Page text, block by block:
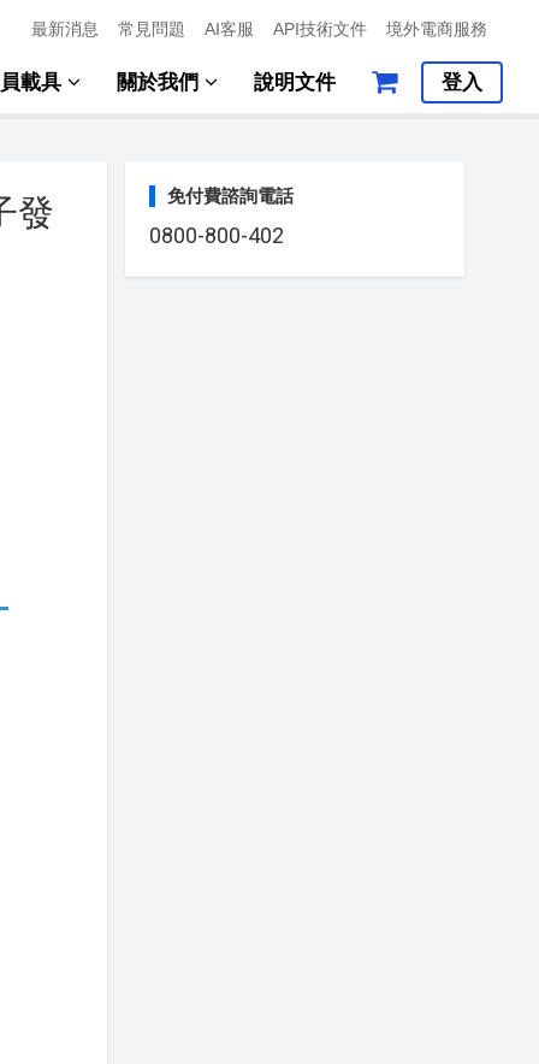
最新消息 常見問題 AI客服 API技術文件 境外電商服務
載具 關於我們 說明文件 登入
發 免付費諮詢電話
0800-800-402